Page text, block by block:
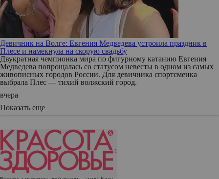
Девичник на Волге: Евгения Медведева устроила праздник в
Плесе и намекнула на скорую свадьбу
Двукратная чемпионка мира по фигурному катанию Евгения
Медведева попрощалась со статусом невесты в одном из самых
живописных городов России. Для девичника спортсменка
выбрала Плес — тихий волжский город.
вчера
Показать еще